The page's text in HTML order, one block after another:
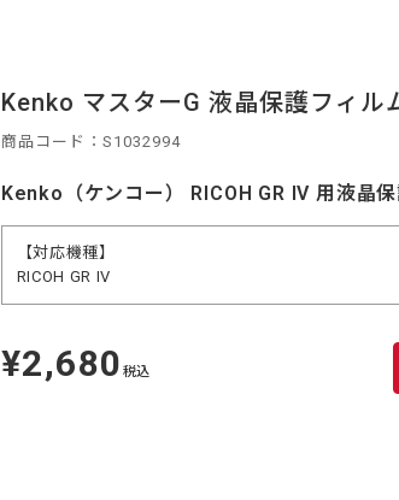
Kenko マスターG 液晶保護フィル
商品コード：S1032994
Kenko（ケンコー） RICOH GR IV 用液晶
【対応機種】
RICOH GR IV
定
価
¥2,680 税込